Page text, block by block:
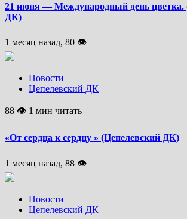
21 июня — Международный день цветка.
ДК)
1 месяц назад, 80 👁
Новости
Цепелевский ДК
88 👁 1 мин читать
«От сердца к сердцу » (Цепелевский ДК)
1 месяц назад, 88 👁
Новости
Цепелевский ДК